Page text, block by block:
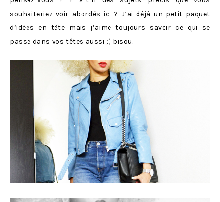
souhaiteriez voir abordés ici ? J’ai déjà un petit paquet
d’idées en tête mais j’aime toujours savoir ce qui se
passe dans vos têtes aussi ;) bisou.